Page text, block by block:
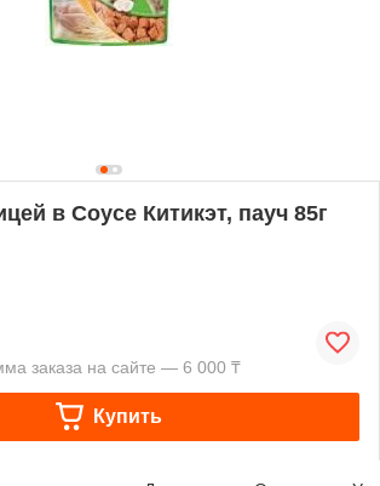
в Соусе Китикэт, пауч 85г
заказа на сайте — 6 000 ₸
Купить